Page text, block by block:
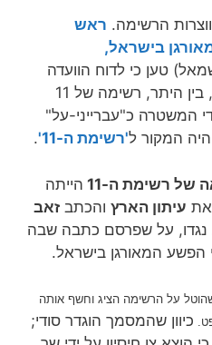
הרשימה. ראש
בישראל,
טען כי לדוח הוועדה
שלו צורף נספח סודי שכלל, בין היתר, רשימה של 11
המשטרה כ"עברייני-על"
היה המקור ל'רשימת ה-11' .
של רשימת ה-11
הייתה
את עיתון הארץ והכתב זאב
נגדו, על שפרסם כתבה שבה
המאורגן בישראל.
על הרשימה הציג וחשף אותה
כיוון שהמסמך הוגדר סודי;